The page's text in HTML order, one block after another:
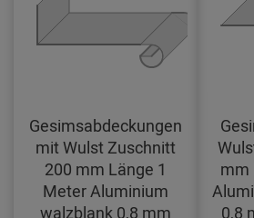
Gesimsabdeckungen
mit Wulst Zuschnitt
200 mm Länge 1
Meter Aluminium
walzblank 0,8 mm
mm
0,8